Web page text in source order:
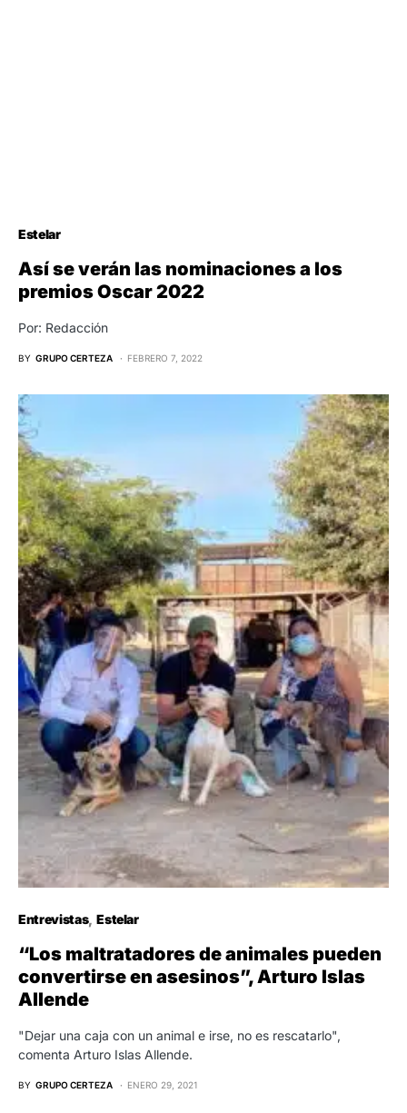
Estelar
Así se verán las nominaciones a los
premios Oscar 2022
Por: Redacción
BY GRUPO CERTEZA FEBRERO 7, 2022
Entrevistas Estelar
“Los maltratadores de animales pueden
convertirse en asesinos”, Arturo Islas
Allende
"Dejar una caja con un animal e irse, no es rescatarlo",
comenta Arturo Islas Allende.
BY GRUPO CERTEZA ENERO 29, 2021